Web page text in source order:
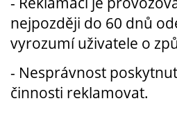
nejpozději do 60 dnů
vyrozumí uživatele o
- Nesprávnost
činnosti reklamovat.